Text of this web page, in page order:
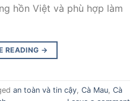
hồn Việt và phù hợp làm
READING →
an toàn và tin cậy, Cà Mau, Cà